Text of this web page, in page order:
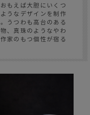
もえば大胆にいくつ
うなデザインを制作
うつわも高台のある
、真珠のようなやわ
家のもつ個性が宿る